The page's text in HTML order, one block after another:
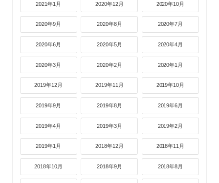
2021年1月 2020年12月 2020年10月
2020年9月 2020年8月 2020年7月
2020年6月 2020年5月 2020年4月
2020年3月 2020年2月 2020年1月
2019年12月 2019年11月 2019年10月
2019年9月 2019年8月 2019年6月
2019年4月 2019年3月 2019年2月
2019年1月 2018年12月 2018年11月
2018年10月 2018年9月 2018年8月